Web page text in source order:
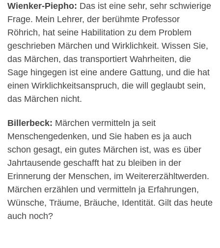
Wienker-Piepho: Das ist eine sehr, sehr schwierige
Frage. Mein Lehrer, der berühmte Professor
Röhrich, hat seine Habilitation zu dem Problem
geschrieben Märchen und Wirklichkeit. Wissen Sie,
das Märchen, das transportiert Wahrheiten, die
Sage hingegen ist eine andere Gattung, und die hat
einen Wirklichkeitsanspruch, die will geglaubt sein,
das Märchen nicht.
Billerbeck: Märchen vermitteln ja seit
Menschengedenken, und Sie haben es ja auch
schon gesagt, ein gutes Märchen ist, was es über
Jahrtausende geschafft hat zu bleiben in der
Erinnerung der Menschen, im Weitererzähltwerden.
Märchen erzählen und vermitteln ja Erfahrungen,
Wünsche, Träume, Bräuche, Identität. Gilt das heute
auch noch?